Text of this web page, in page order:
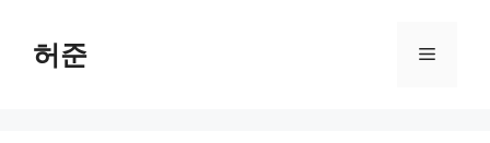
content
허준 Menu